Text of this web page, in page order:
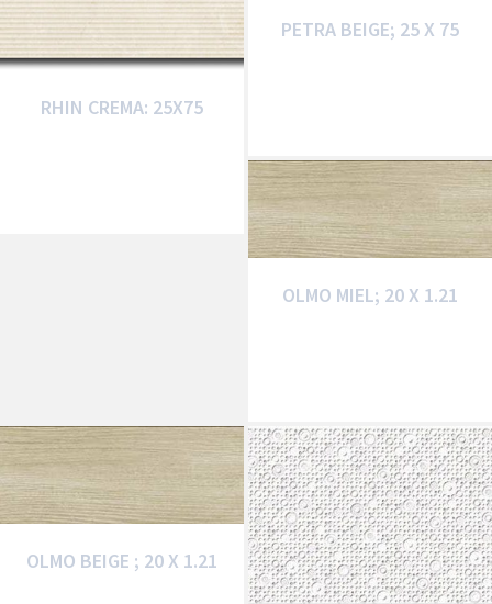
RHIN CREMA: 25X75
PETRA BEIGE; 25 X 75
OLMO MIEL; 20 X 1.21
OLMO BEIGE ; 20 X 1.21